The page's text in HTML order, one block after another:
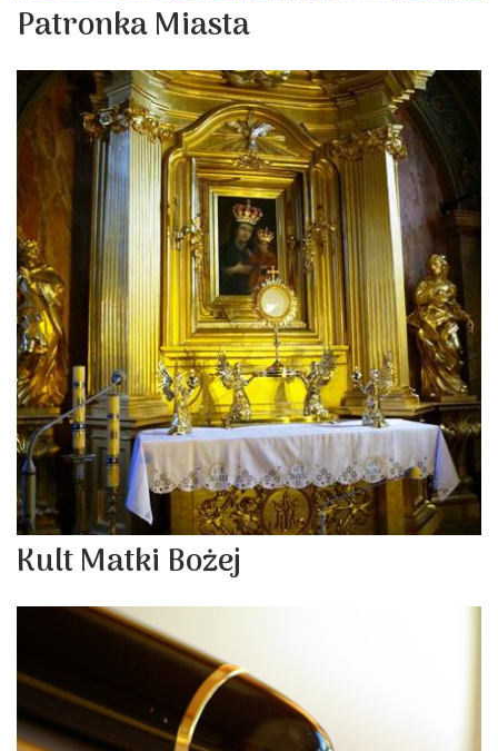
Patronka Miasta
Kult Matki Bożej